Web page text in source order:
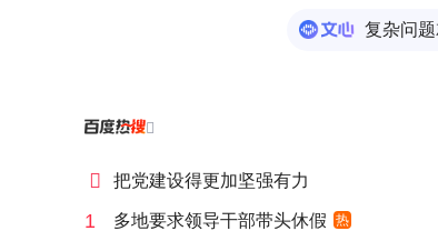
复杂问

 把党建设得更加坚强有力
1 多地要求领导干部带头休假 热